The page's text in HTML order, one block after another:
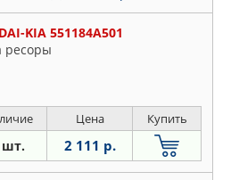
KIA 551184A501
ресоры
Цена Купить
шт. 2 111 р.